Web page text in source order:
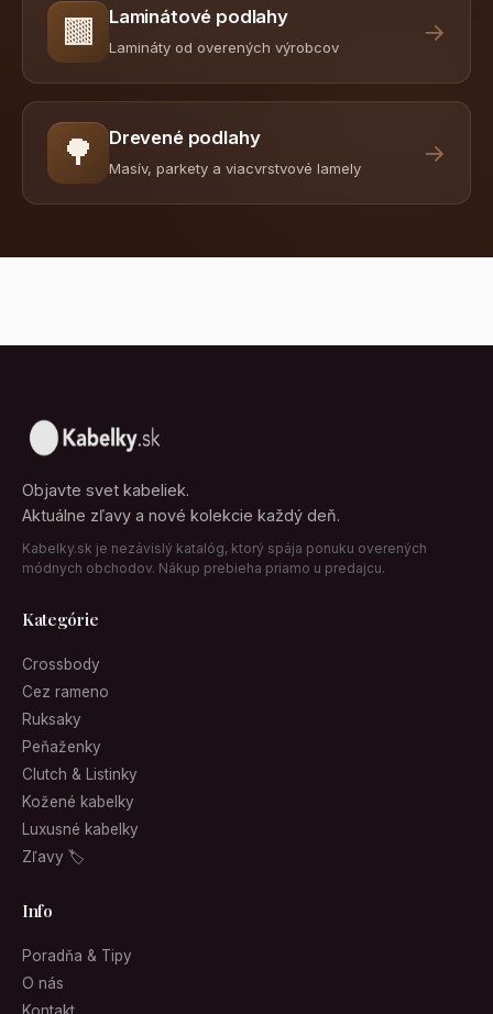
🟫 Laminátové podlahy
Lamináty od overených výrobcov
→
🌳 Drevené podlahy
Masív, parkety a viacvrstvové lamely
→
Objavte svet kabeliek.
Aktuálne zľavy a nové kolekcie každý deň.
Kabelky.sk je nezávislý katalóg, ktorý spája ponuku overených
módnych obchodov. Nákup prebieha priamo u predajcu.
Kategórie
Crossbody
Cez rameno
Ruksaky
Peňaženky
Clutch & Listinky
Kožené kabelky
Luxusné kabelky
Zľavy 🏷
Info
Poradňa & Tipy
O nás
Kontakt